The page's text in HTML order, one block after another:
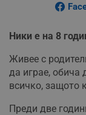
Ники е на 8
Живее с
да играе, обича
всичко, защото
Преди две